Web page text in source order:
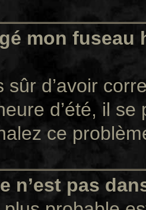
mon fuseau
sûr d’avoir
d’été, il
ce
n’est pas